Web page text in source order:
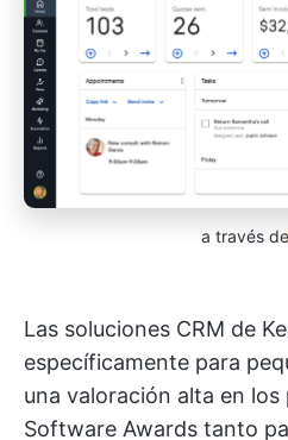
a través de
Las soluciones CRM de
específicamente para
una valoración alta en los
Software Awards tanto